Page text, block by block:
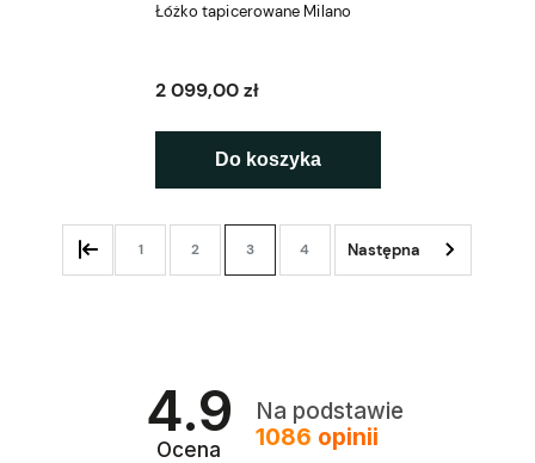
Łóżko tapicerowane Milano
2 099,00 zł
Do koszyka
1 2 3 4
4.9
Ocena
Na podstawie
1086 opinii